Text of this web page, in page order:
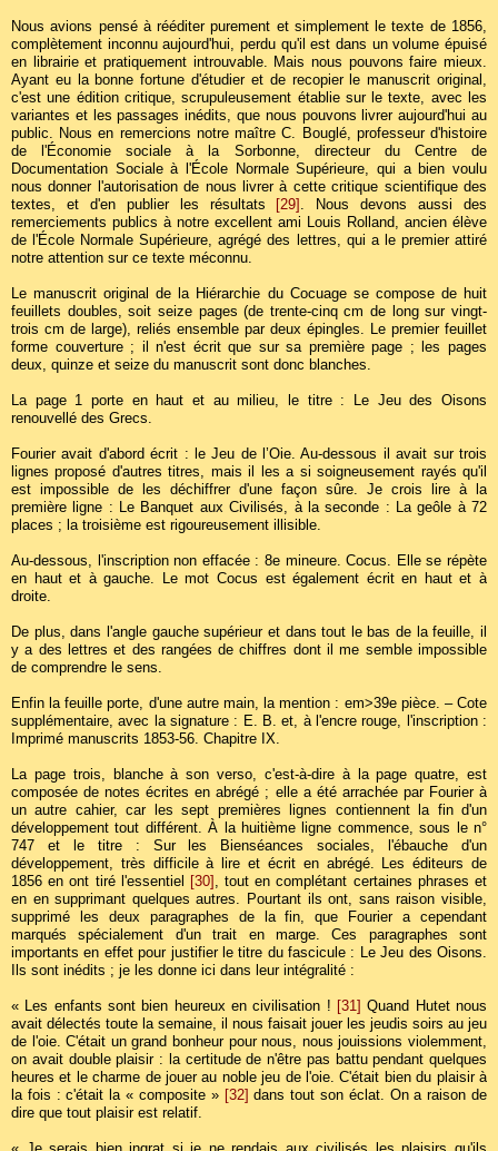
Nous avions pensé à rééditer purement et simplement le texte de 1856,
complètement inconnu aujourd'hui, perdu qu'il est dans un volume épuisé
en librairie et pratiquement introuvable. Mais nous pouvons faire mieux.
Ayant eu la bonne fortune d'étudier et de recopier le manuscrit original,
c'est une édition critique, scrupuleusement établie sur le texte, avec les
variantes et les passages inédits, que nous pouvons livrer aujourd'hui au
public. Nous en remercions notre maître C. Bouglé, professeur d'histoire
de l'Économie sociale à la Sorbonne, directeur du Centre de
Documentation Sociale à l'École Normale Supérieure, qui a bien voulu
nous donner l'autorisation de nous livrer à cette critique scientifique des
textes, et d'en publier les résultats
[29] . Nous devons aussi des
remerciements publics à notre excellent ami Louis Rolland, ancien élève
de l'École Normale Supérieure, agrégé des lettres, qui a le premier attiré
notre attention sur ce texte méconnu.
Le manuscrit original de la Hiérarchie du Cocuage se compose de huit
feuillets doubles, soit seize pages (de trente-cinq cm de long sur vingt-
trois cm de large), reliés ensemble par deux épingles. Le premier feuillet
forme couverture ; il n'est écrit que sur sa première page ; les pages
deux, quinze et seize du manuscrit sont donc blanches.
La page 1 porte en haut et au milieu, le titre : Le Jeu des Oisons
renouvellé des Grecs.
Fourier avait d'abord écrit : le Jeu de l’Oie. Au-dessous il avait sur trois
lignes proposé d'autres titres, mais il les a si soigneusement rayés qu'il
est impossible de les déchiffrer d'une façon sûre. Je crois lire à la
première ligne : Le Banquet aux Civilisés, à la seconde : La geôle à 72
places ; la troisième est rigoureusement illisible.
Au-dessous, l'inscription non effacée : 8e mineure. Cocus. Elle se répète
en haut et à gauche. Le mot Cocus est également écrit en haut et à
droite.
De plus, dans l'angle gauche supérieur et dans tout le bas de la feuille, il
y a des lettres et des rangées de chiffres dont il me semble impossible
de comprendre le sens.
Enfin la feuille porte, d'une autre main, la mention : em>39e pièce. – Cote
supplémentaire, avec la signature : E. B. et, à l'encre rouge, l'inscription :
Imprimé manuscrits 1853-56. Chapitre IX.
La page trois, blanche à son verso, c'est-à-dire à la page quatre, est
composée de notes écrites en abrégé ; elle a été arrachée par Fourier à
un autre cahier, car les sept premières lignes contiennent la fin d'un
développement tout différent. À la huitième ligne commence, sous le n°
747 et le titre : Sur les Bienséances sociales, l'ébauche d'un
développement, très difficile à lire et écrit en abrégé. Les éditeurs de
1856 en ont tiré l'essentiel
[30] , tout en complétant certaines phrases et
en en supprimant quelques autres. Pourtant ils ont, sans raison visible,
supprimé les deux paragraphes de la fin, que Fourier a cependant
marqués spécialement d'un trait en marge. Ces paragraphes sont
importants en effet pour justifier le titre du fascicule : Le Jeu des Oisons.
Ils sont inédits ; je les donne ici dans leur intégralité :
« Les enfants sont bien heureux en civilisation ! [31] Quand Hutet nous
avait délectés toute la semaine, il nous faisait jouer les jeudis soirs au jeu
de l'oie. C'était un grand bonheur pour nous, nous jouissions violemment,
on avait double plaisir : la certitude de n'être pas battu pendant quelques
heures et le charme de jouer au noble jeu de l'oie. C'était bien du plaisir à
la fois : c'était la « composite » [32] dans tout son éclat. On a raison de
dire que tout plaisir est relatif.